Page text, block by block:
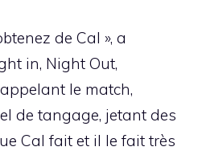
de Cal », a
in, Night Out,
le match,
de tangage, jetant des
Cal fait et il le fait très